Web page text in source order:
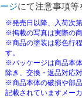
ージにて注意事項等
※発売日以降、入荷次第
※掲載の写真は実際の
※商品の塗装は彩色行
す。
※パッケージは商品本
除き、交換・返品対応
※商品本体の破損や部
記載されていますメー